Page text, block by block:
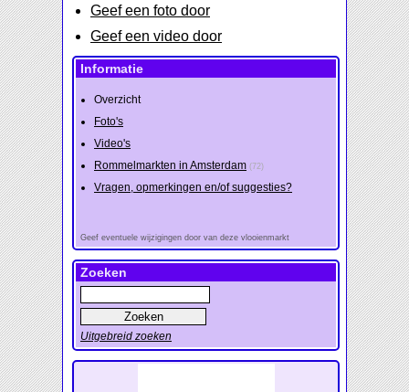
Geef een foto door
Geef een video door
Informatie
Overzicht
Foto's
Video's
Rommelmarkten in Amsterdam (72)
Vragen, opmerkingen en/of suggesties?
Geef eventuele wijzigingen door van deze vlooienmarkt
Zoeken
Uitgebreid zoeken